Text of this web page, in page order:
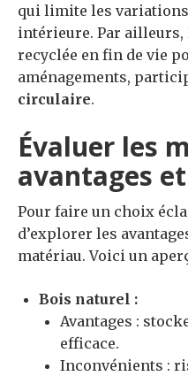
qui limite les
intérieure. Par
recyclée en fin de vie
aménagements,
circulaire.
Évaluer les
avantages
Pour faire un choix
d’explorer les
matériau. Voici un
Bois naturel :
Avantages :
efficace.
Inconvénients :